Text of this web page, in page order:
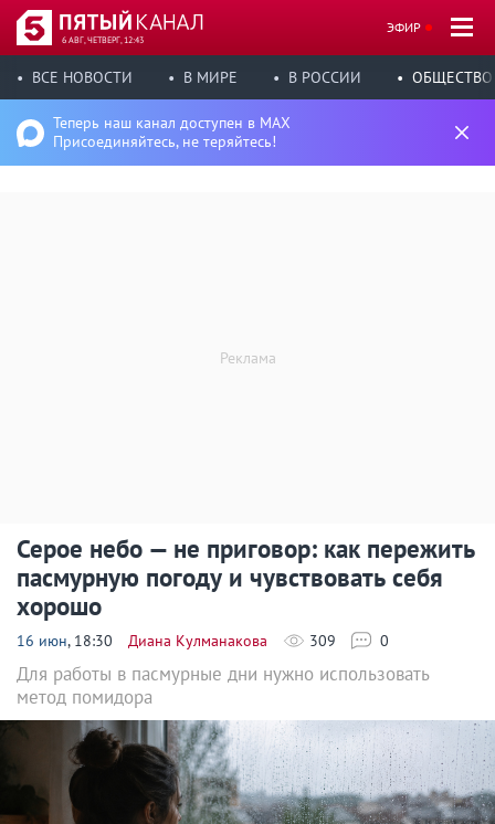
6 АВГ, ЧЕТВЕРГ, 12:43
ЭФИР
ВСЕ НОВОСТИ В МИРЕ В РОССИИ ОБЩЕСТВО
Теперь наш канал доступен в MAX
Присоединяйтесь, не теряйтесь!
Серое небо — не приговор: как пережить
пасмурную погоду и чувствовать себя
хорошо
16 июн, 18:30 Диана Кулманакова 309 0
Для работы в пасмурные дни нужно использовать
метод помидора